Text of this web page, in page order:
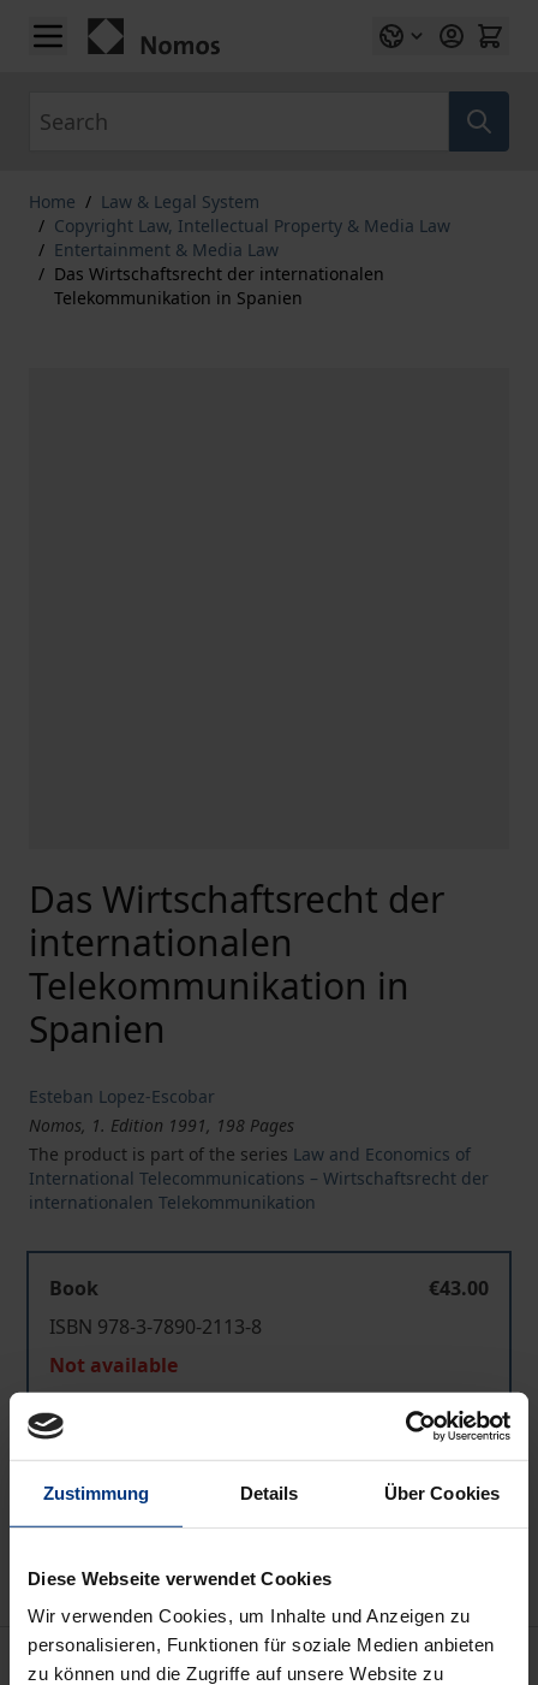
Zustimmung Details Über Cookies
Diese Webseite verwendet Cookies
Wir verwenden Cookies, um Inhalte und Anzeigen zu
personalisieren, Funktionen für soziale Medien anbieten
zu können und die Zugriffe auf unsere Website zu
Skip to Content
Home / Law & Legal System
/ Copyright Law, Intellectual Property & Media Law
/ Entertainment & Media Law
/ Das Wirtschaftsrecht der internationalen
Telekommunikation in Spanien
Das Wirtschaftsrecht der
internationalen
Telekommunikation in
Spanien
Esteban Lopez-Escobar
Nomos, 1. Edition 1991, 198 Pages
The product is part of the series Law and Economics of
International Telecommunications – Wirtschaftsrecht der
internationalen Telekommunikation
Book
€43.00
ISBN 978-3-7890-2113-8
Not available
Add to Cart
Add to Wish List
Delivery cost notice
Bibliographical data